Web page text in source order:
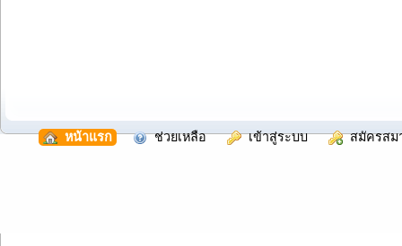
หน้าแรก ช่วยเหลือ เข้าสู่ระบบ สมัครสม